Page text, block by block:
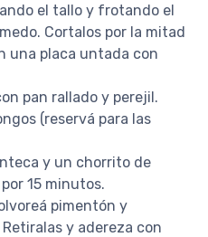
el tallo y frotando el
Cortalos por la mitad
una placa untada con
pan rallado y perejil.
(reservá para las
y un chorrito de
15 minutos.
pimentón y
y adereza con
Anahí
+ Porto + Girgolas
hongos de gran calidad,
y me sorprendió porque,
que los portobelos y los
son de tamaño grande y
súper frescos, es notorio
la textura que tienen y porque